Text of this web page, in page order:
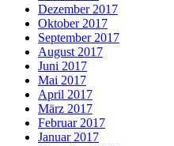
Dezember 2017
Oktober 2017
September 2017
August 2017
Juni 2017
Mai 2017
April 2017
März 2017
Februar 2017
Januar 2017